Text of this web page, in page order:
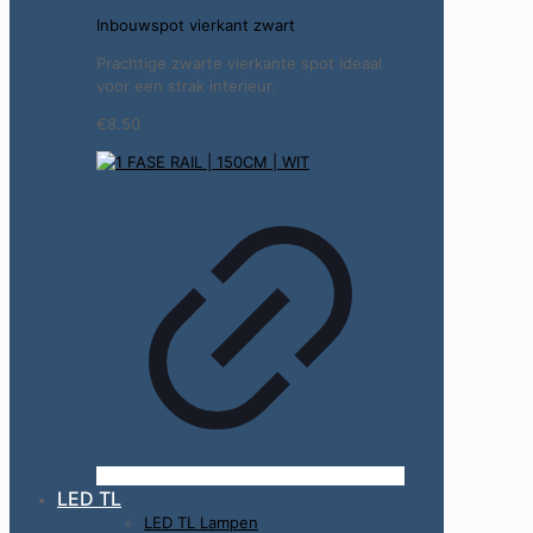
Inbouwspot vierkant zwart
Prachtige zwarte vierkante spot ideaal
voor een strak interieur.
€8.50
LED TL
LED TL Lampen